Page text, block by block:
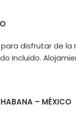
para disfrutar de la
Incluido.
– MÉXICO